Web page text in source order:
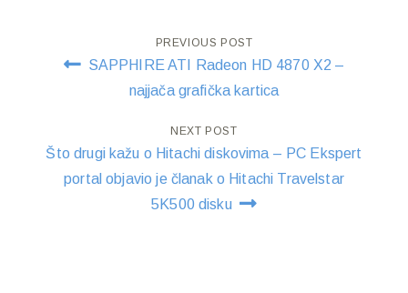
Post
navigation
PREVIOUS POST
SAPPHIRE ATI Radeon HD 4870 X2 –
najjača grafička kartica
NEXT POST
Što drugi kažu o Hitachi diskovima – PC Ekspert
portal objavio je članak o Hitachi Travelstar
5K500 disku